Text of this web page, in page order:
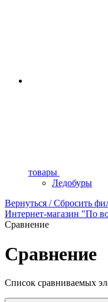
товары
Ледобуры
Вернуться / Сбросить
Интернет-магазин "По
Сравнение
Сравнение
Список сравниваемых